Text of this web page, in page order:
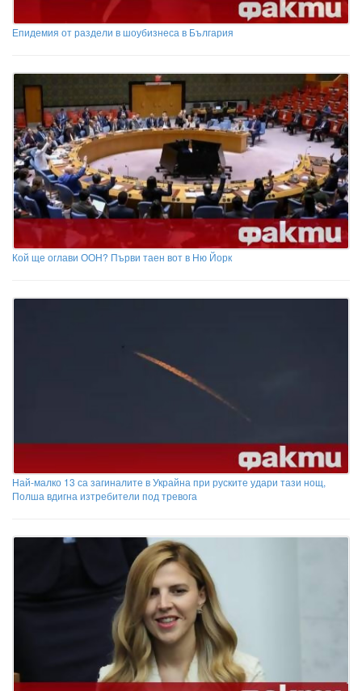
Епидемия от раздели в шоубизнеса в България
Кой ще оглави ООН? Първи таен вот в Ню Йорк
Най-малко 13 са загиналите в Украйна при руските удари тази нощ,
Полша вдигна изтребители под тревога